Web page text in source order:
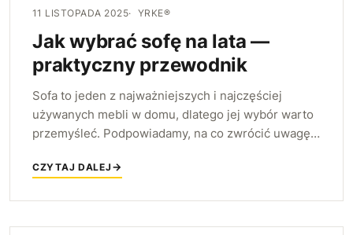
11 LISTOPADA 2025 YRKE®
Jak wybrać sofę na lata —
praktyczny przewodnik
Sofa to jeden z najważniejszych i najczęściej
używanych mebli w domu, dlatego jej wybór warto
przemyśleć. Podpowiadamy, na co zwrócić uwagę
aby posłużyła latami.
CZYTAJ DALEJ